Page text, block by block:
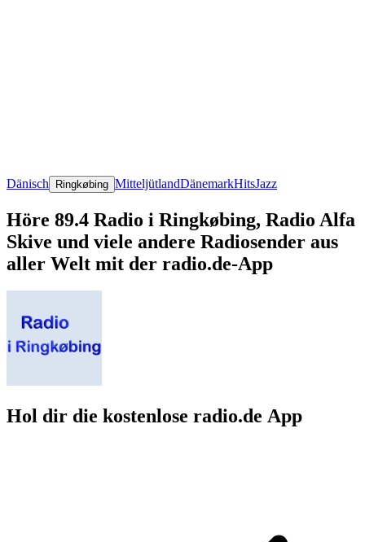
Dänisch Ringkøbing MitteljütlandDänemarkHitsJazz
Höre 89.4 Radio i Ringkøbing, Radio Alfa
Skive und viele andere Radiosender aus
aller Welt mit der radio.de-App
Hol dir die kostenlose radio.de App